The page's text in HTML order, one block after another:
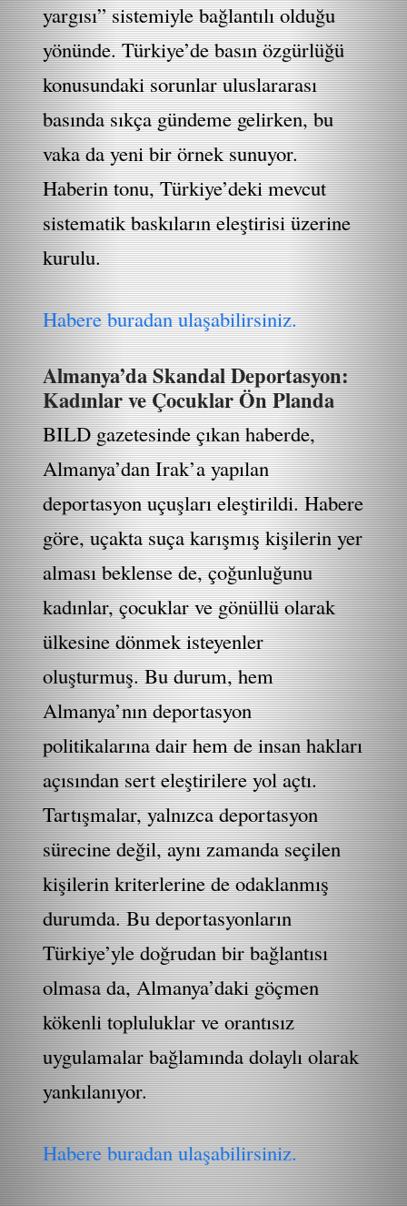
yargısı” sistemiyle bağlantılı olduğu
yönünde. Türkiye’de basın özgürlüğü
konusundaki sorunlar uluslararası
basında sıkça gündeme gelirken, bu
vaka da yeni bir örnek sunuyor.
Haberin tonu, Türkiye’deki mevcut
sistematik baskıların eleştirisi üzerine
kurulu.
Habere buradan ulaşabilirsiniz.
Almanya’da Skandal Deportasyon:
Kadınlar ve Çocuklar Ön Planda
BILD gazetesinde çıkan haberde,
Almanya’dan Irak’a yapılan
deportasyon uçuşları eleştirildi. Habere
göre, uçakta suça karışmış kişilerin yer
alması beklense de, çoğunluğunu
kadınlar, çocuklar ve gönüllü olarak
ülkesine dönmek isteyenler
oluşturmuş. Bu durum, hem
Almanya’nın deportasyon
politikalarına dair hem de insan hakları
açısından sert eleştirilere yol açtı.
Tartışmalar, yalnızca deportasyon
sürecine değil, aynı zamanda seçilen
kişilerin kriterlerine de odaklanmış
durumda. Bu deportasyonların
Türkiye’yle doğrudan bir bağlantısı
olmasa da, Almanya’daki göçmen
kökenli topluluklar ve orantısız
uygulamalar bağlamında dolaylı olarak
yankılanıyor.
Habere buradan ulaşabilirsiniz.